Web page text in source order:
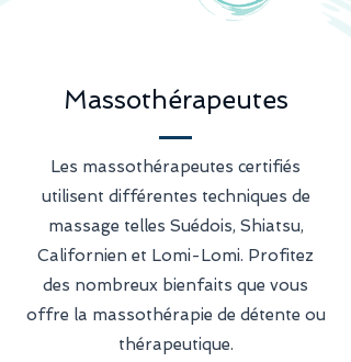
Massothérapeutes
Les massothérapeutes certifiés
utilisent différentes techniques de
massage telles Suédois, Shiatsu,
Californien et Lomi-Lomi. Profitez
des nombreux bienfaits que vous
offre la massothérapie de détente ou
thérapeutique.